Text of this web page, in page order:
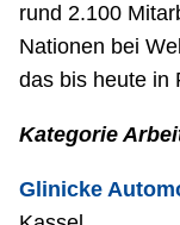
rund 2.100
Nationen bei
das bis heute in
Kategorie
Glinicke